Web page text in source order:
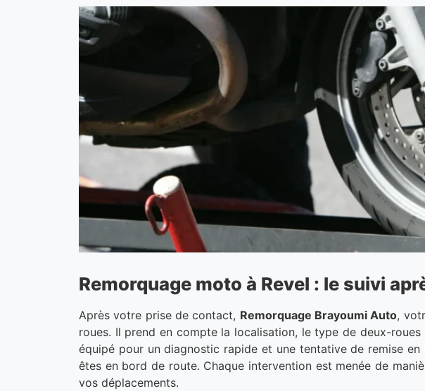
Remorquage moto à Revel : le suivi
Après votre prise de contact, Remorquage Brayoumi Auto,
roues. Il prend en compte la localisation, le type de deux-
équipé pour un diagnostic rapide et une tentative de remise
êtes en bord de route. Chaque intervention est menée de
vos déplacements.